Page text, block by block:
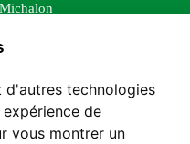
d'autres technologies
de
vous montrer un
Michalon
Editions Sutton
Les impliqués
Tous les éditeurs